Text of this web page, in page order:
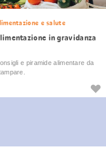
e salute
in gravidanza
e piramide alimentare da